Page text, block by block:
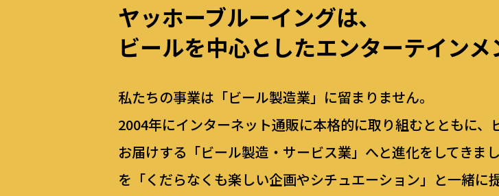
ヤッホーブルーイングは、
ビールを中心としたエンターテインメ
私たちの事業は「ビール製造業」に留まりません。
2004年にインターネット通販に本格的に取り組むとともに
お届けする「ビール製造・サービス業」へと進化をしてきま
を「くだらなくも楽しい企画やシチュエーション」と一緒に